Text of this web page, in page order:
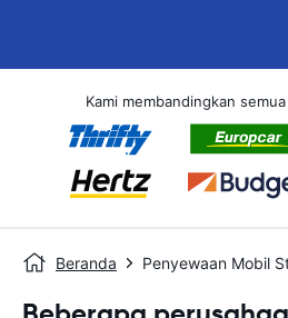
Kami membandingkan
Beranda Penyewaan Mobil